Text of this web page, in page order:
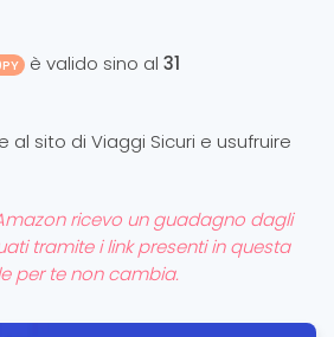
è valido sino al 31
al sito di Viaggi Sicuri e usufruire
ricevo un guadagno dagli
tramite i link presenti in questa
per te non cambia.